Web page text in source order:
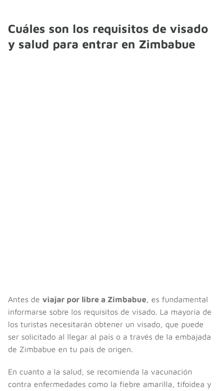
Cuáles son los requisitos de visado
y salud para entrar en Zimbabue
Antes de viajar por libre a Zimbabue, es fundamental
informarse sobre los requisitos de visado. La mayoría de
los turistas necesitarán obtener un visado, que puede
ser solicitado al llegar al país o a través de la embajada
de Zimbabue en tu país de origen.
En cuanto a la salud, se recomienda la vacunación
contra enfermedades como la fiebre amarilla, tifoidea y